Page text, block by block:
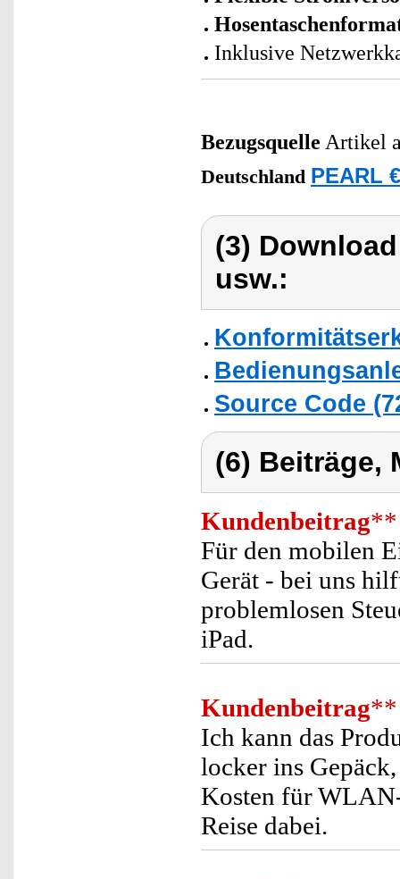
Inklusive
Bezugsquelle Artikel
Deutschland PEARL
(3)
usw.:
Source Code
(6) Beiträge,
Kundenbeitrag**
Für den mobilen
Gerät - bei uns
problemlosen
iPad.
Kundenbeitrag**
Ich kann das
locker ins
Kosten für
Reise dabei.